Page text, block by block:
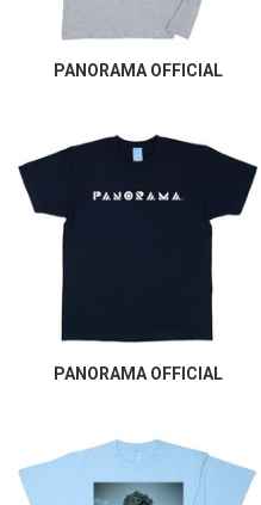
PANORAMA OFFICIAL
PANORAMA OFFICIAL